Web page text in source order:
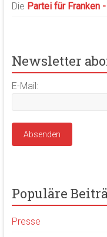
Die Partei für Franken
Newsletter
E-Mail:
Populäre
Presse